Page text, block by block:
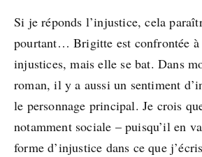
Si je réponds l’injustice, cela
pourtant… Brigitte est confrontée
injustices, mais elle se bat. Dans
roman, il y a aussi un sentiment
le personnage principal. Je crois
notamment sociale – puisqu’il en
forme d’injustice dans ce que